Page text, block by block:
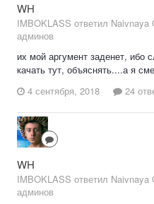
WH
IMBOKLASS ответил Naivnaya
админов
их мой аргумент заденет, ибо
качать тут, объяснять....а я
4 сентября, 2018
24
WH
IMBOKLASS ответил Naivnaya
админов